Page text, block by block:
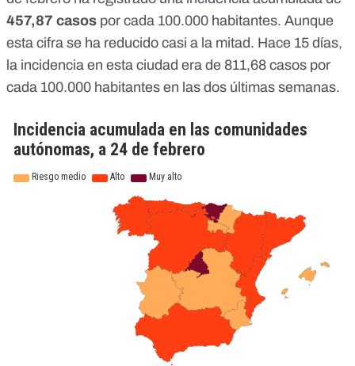
457,87 casos por cada 100.000 habitantes. Aunque
esta cifra se ha reducido casi a la mitad. Hace 15 días,
la incidencia en esta ciudad era de 811,68 casos por
cada 100.000 habitantes en las dos últimas semanas.